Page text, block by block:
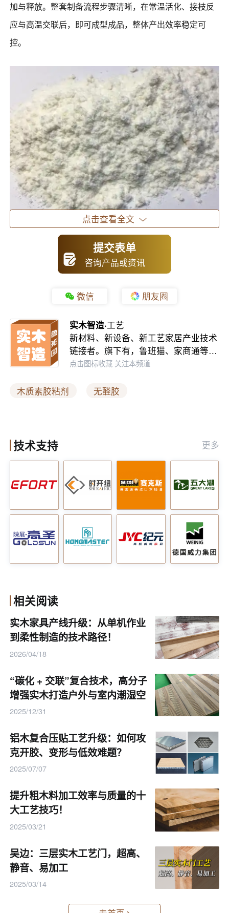
加与释放。整套制备流程步骤清晰，在常温活化、接枝反
应与高温交联后，即可成型成品，整体产出效率稳定可
控。
综合性能超越传统树脂胶
以往生物基胶粘剂普遍存在性能短板，而这款木质素胶粘
碱耐受度等关键指标上，均优于传统酚醛树脂。
产品实现零甲醛、零酚类释放，适配严苛家居环保标准。
同时可适应宽幅酸碱环境，户外耐候使用寿命更长，彻底
打破生物基胶 “环保不耐用” 的固有认知。
该胶粘剂通用性极强，无需调整配方参数，即可稳定粘接
木材、纸张、玻璃、塑料、金属等多种基材，适配人造
板、复合建材等多品类生产场景。
生产模式构建绿色闭环，核心溶剂与碱性助剂均可回收循
环使用，生产全程无废渣、废液、废气排放。原料依托工
业副产物再生，无需额外消耗林木与石化资源，契合低碳
发展趋势。
产业化落地现存挑战与行业前景
目前该技术仍处于实验室向量产过渡阶段，存在工艺耗时
偏长、部分助剂需严格安全防护、量产成本暂不占优等现
实问题，还需后续工艺优化迭代。
但从行业长远发展来看，木质素基无醛胶粘剂路径清晰、
数据成熟，随着工艺简化与规模化投产，有望逐步替代传
点击查看全文
提交表单
咨询产品或资讯
微信 朋友圈
实木智造·工艺
新材料、新设备、新工艺家居产业技术
链接者。旗下有，鲁班猫、家商通等…
点击图标收藏 关注本频道
木质素胶粘剂 无醛胶
技术支持 更多
相关阅读
实木家具产线升级：从单机作业
到柔性制造的技术路径！
2026/04/18
“碳化 + 交联”复合技术，高分子
增强实木打造户外与室内潮湿空
间专用材！
2025/12/31
铝木复合压贴工艺升级：如何攻
克开胶、变形与低效难题？
2025/07/07
提升粗木料加工效率与质量的十
大工艺技巧！
2025/03/21
吴边：三层实木工艺门，超高、
静音、易加工
2025/03/14